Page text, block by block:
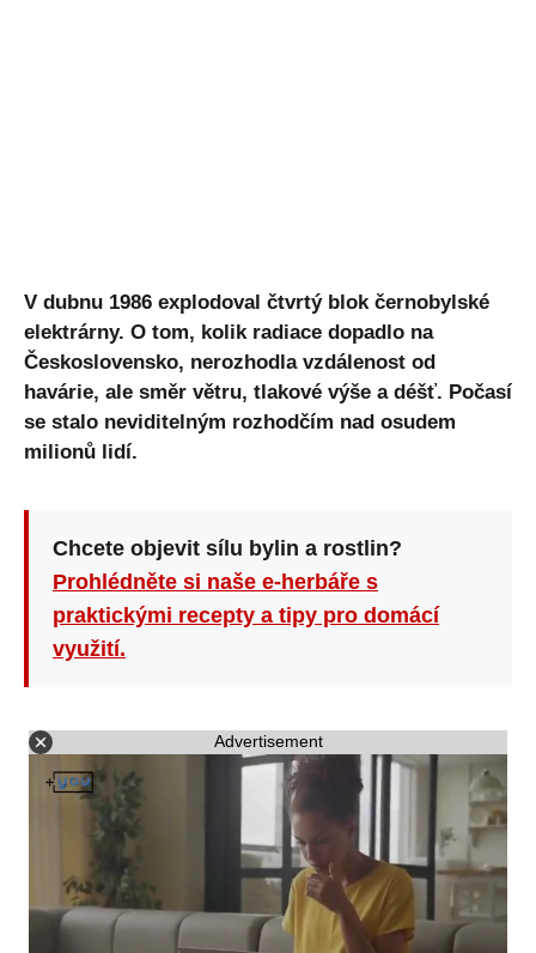
V dubnu 1986 explodoval čtvrtý blok černobylské
elektrárny. O tom, kolik radiace dopadlo na
Československo, nerozhodla vzdálenost od
havárie, ale směr větru, tlakové výše a déšť. Počasí
se stalo neviditelným rozhodčím nad osudem
milionů lidí.
Chcete objevit sílu bylin a rostlin?
Prohlédněte si naše e-herbáře s
praktickými recepty a tipy pro domácí
využití.
Advertisement